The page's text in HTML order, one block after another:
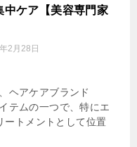
中ケア【美容専門家
2月28日
ヘアケアブランド
テムの一つで、特にエ
ートメントとして位置